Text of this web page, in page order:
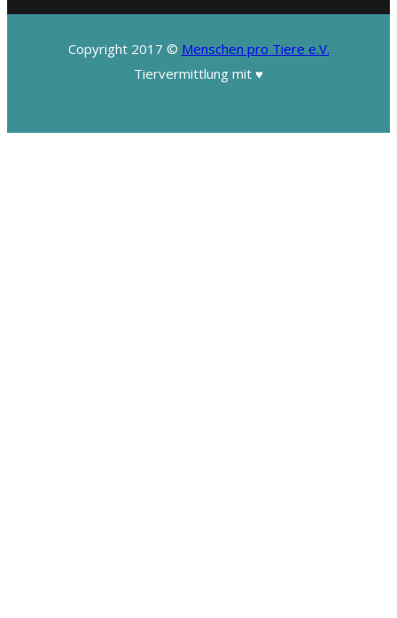
Copyright 2017 © Menschen pro Tiere e.V.
Tiervermittlung mit ♥️